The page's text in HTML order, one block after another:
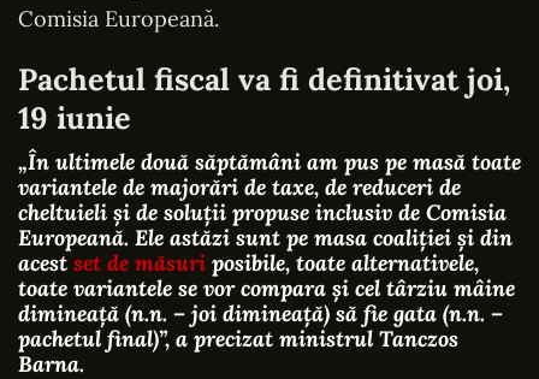
Comisia Europeană.
Pachetul fiscal va fi definitivat joi,
19 iunie
„În ultimele două săptămâni am pus pe masă toate
variantele de majorări de taxe, de reduceri de
cheltuieli și de soluții propuse inclusiv de Comisia
Europeană. Ele astăzi sunt pe masa coaliţiei şi din
acest set de măsuri posibile, toate alternativele,
toate variantele se vor compara şi cel târziu mâine
dimineaţă (n.n. – joi dimineaţă) să fie gata (n.n. –
pachetul final)”, a precizat ministrul Tanczos
Barna.